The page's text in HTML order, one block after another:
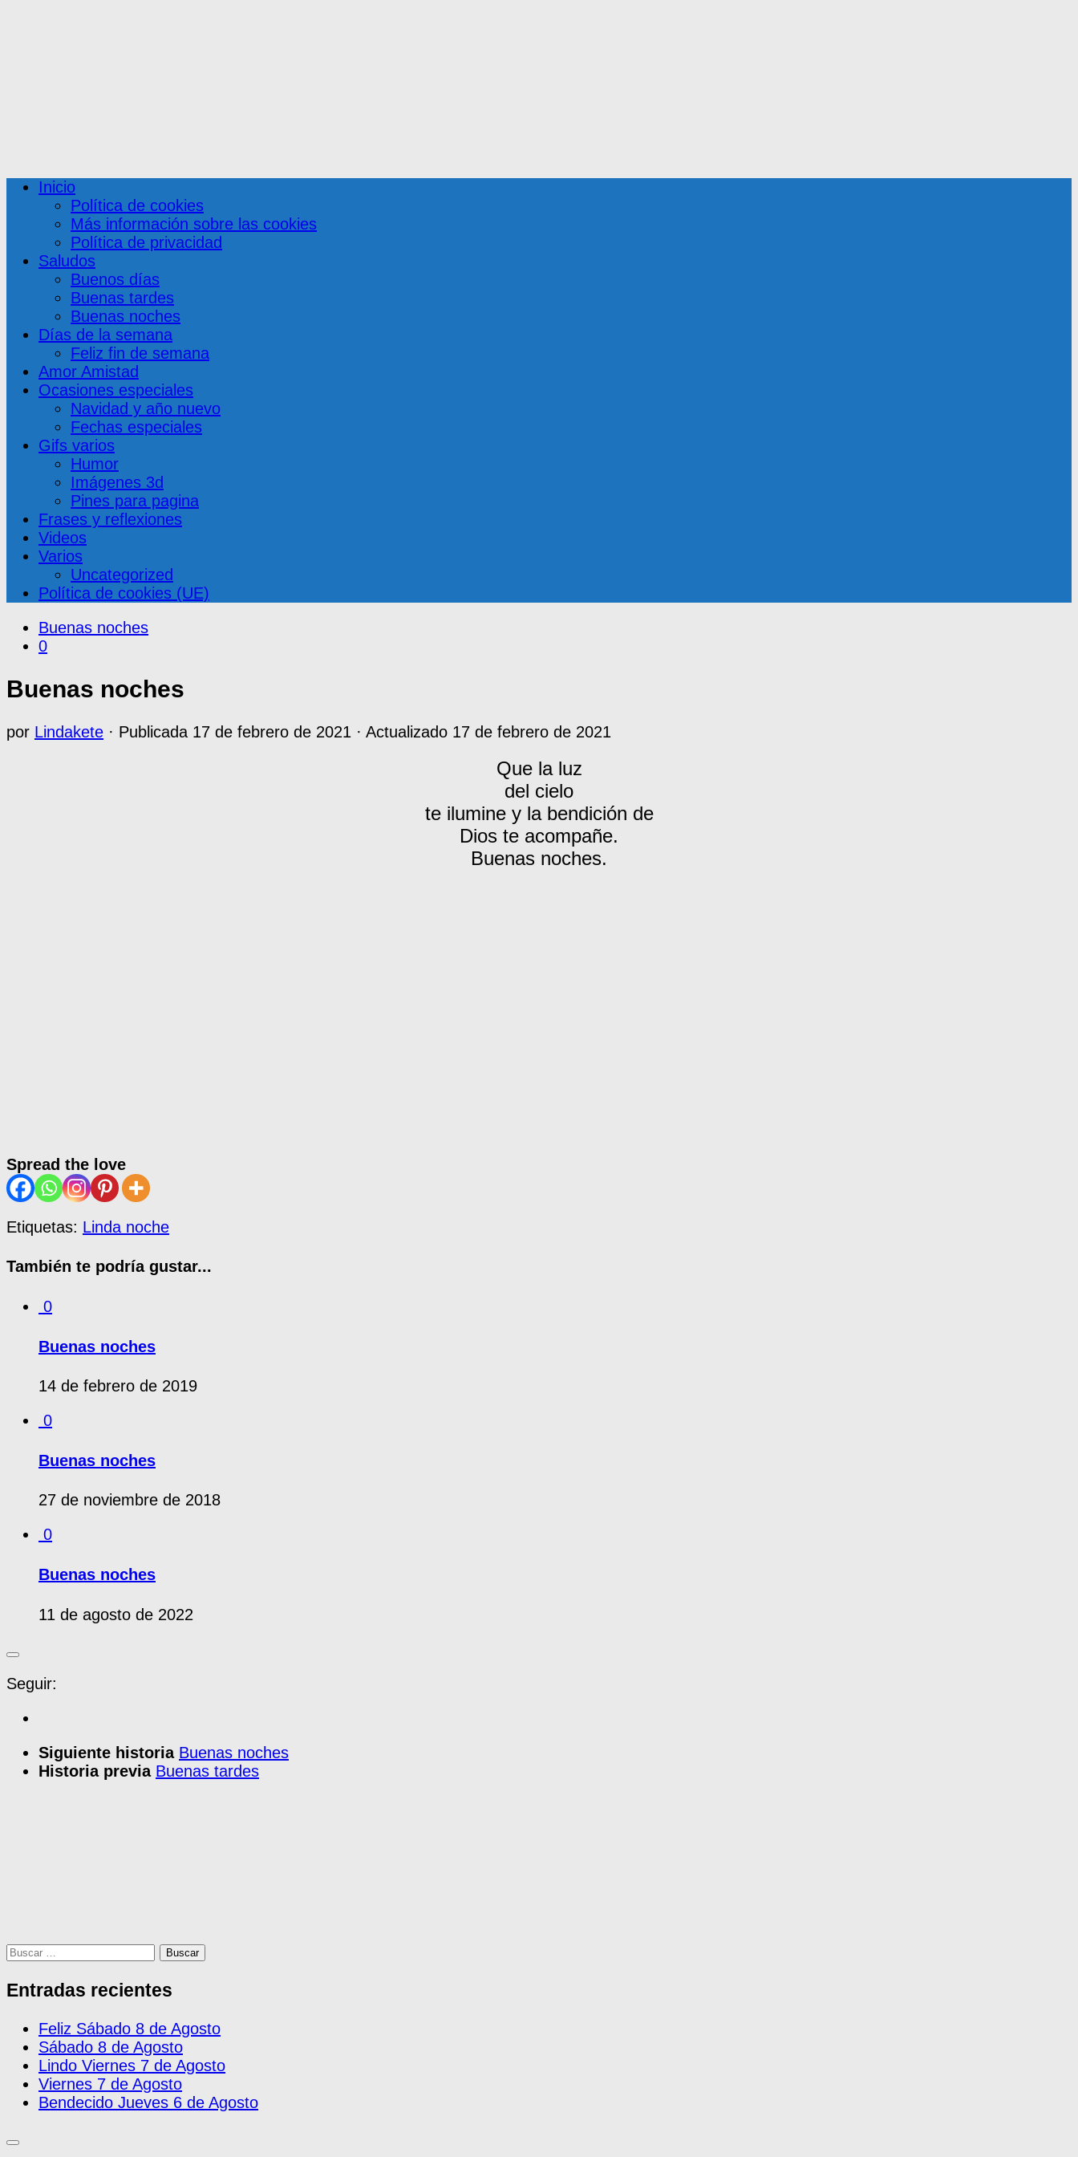
Inicio
Política de cookies
Más información sobre las cookies
Política de privacidad
Saludos
Buenos días
Buenas tardes
Buenas noches
Días de la semana
Feliz fin de semana
Amor Amistad
Ocasiones especiales
Navidad y año nuevo
Fechas especiales
Gifs varios
Humor
Imágenes 3d
Pines para pagina
Frases y reflexiones
Videos
Varios
Uncategorized
Política de cookies (UE)
Buenas noches
0
Buenas noches
por Lindakete · Publicada 17 de febrero de 2021 · Actualizado 17 de febrero de 2021
Que la luz
del cielo
te ilumine y la bendición de
Dios te acompañe.
Buenas noches.
Spread the love
Etiquetas: Linda noche
También te podría gustar...
0
Buenas noches
14 de febrero de 2019
0
Buenas noches
27 de noviembre de 2018
0
Buenas noches
11 de agosto de 2022
Seguir:
Siguiente historia Buenas noches
Historia previa Buenas tardes
Buscar:
Entradas recientes
Feliz Sábado 8 de Agosto
Sábado 8 de Agosto
Lindo Viernes 7 de Agosto
Viernes 7 de Agosto
Bendecido Jueves 6 de Agosto